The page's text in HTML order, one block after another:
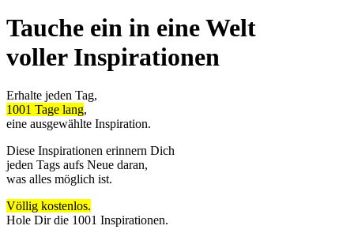
Tauche ein in eine Welt
voller Inspirationen
Erhalte jeden Tag,
1001 Tage lang,
eine ausgewählte Inspiration.
Diese Inspirationen erinnern Dich
jeden Tags aufs Neue daran,
was alles möglich ist.
Völlig kostenlos.
Hole Dir die 1001 Inspirationen.